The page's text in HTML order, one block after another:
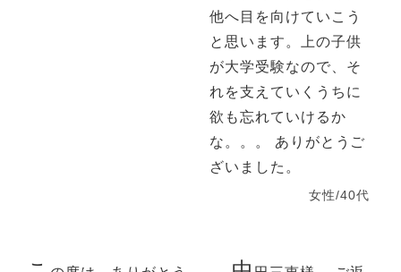
他へ目を向けていこう
と思います。上の子供
が大学受験なので、そ
れを支えていくうちに
欲も忘れていけるか
な。。。 ありがとうご
ざいました。
女性/40代